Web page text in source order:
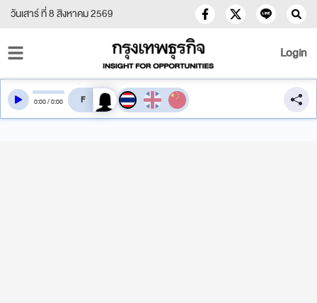
วันเสาร์ ที่ 8 สิงหาคม 2569
Login
0:00/0:00 สลับเสียงอ่าน